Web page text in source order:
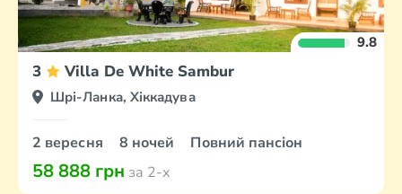
9.8
3 Villa De White Sambur
Шрі-Ланка, Хіккадува
2 вересня 8 ночей Повний пансіон
58 888 грн за 2-х